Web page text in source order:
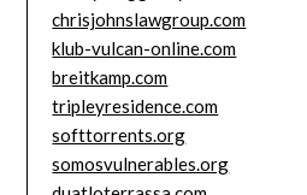
chrisjohnslawgroup.com
klub-vulcan-online.com
breitkamp.com
tripleyresidence.com
softtorrents.org
somosvulnerables.org